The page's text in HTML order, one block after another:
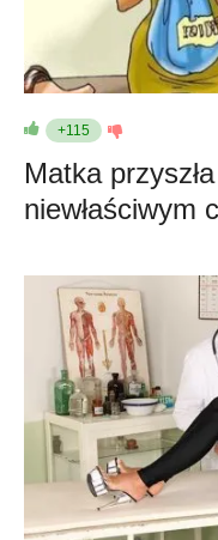
+115
Matka
niewłaściwym